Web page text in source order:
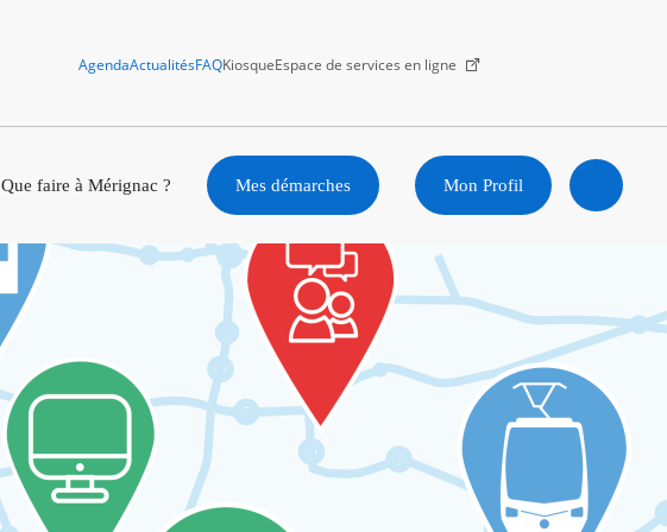
AgendaActualitésFAQKiosqueEspace de services en ligne
Que faire à Mérignac ? Mes démarches Mon Profil